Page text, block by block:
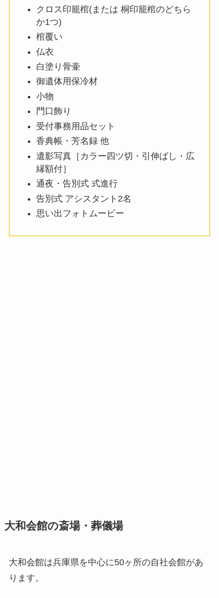
クロス印籠棺(または 桐印籠棺のどちら
か1つ)
棺覆い
仏衣
白塗り骨壷
御遺体用保冷材
小物
門口飾り
受付事務用品セット
香典帳・芳名録 他
遺影写真［カラー四ツ切・引伸ばし・広
縁額付］
通夜・告別式 式進行
告別式 アシスタント2名
思い出フォトムービー
大和会館の斎場・葬儀場
大和会館は兵庫県を中心に50ヶ所の自社会館があ
ります。